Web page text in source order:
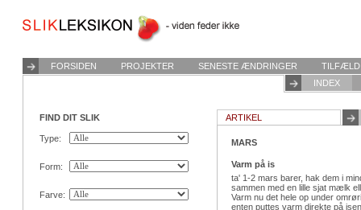
FORSIDEN PROJEKTER SENESTE ÆNDRINGER
INDEX
FIND DIT SLIK
Type:
Form:
Farve:
ARTIKEL
MARS
Varm på is
ta' 1-2 mars barer, hak dem i
sammen med en lille sjat mælk
Varm nu det hele op under
enten puttes varm direkte på